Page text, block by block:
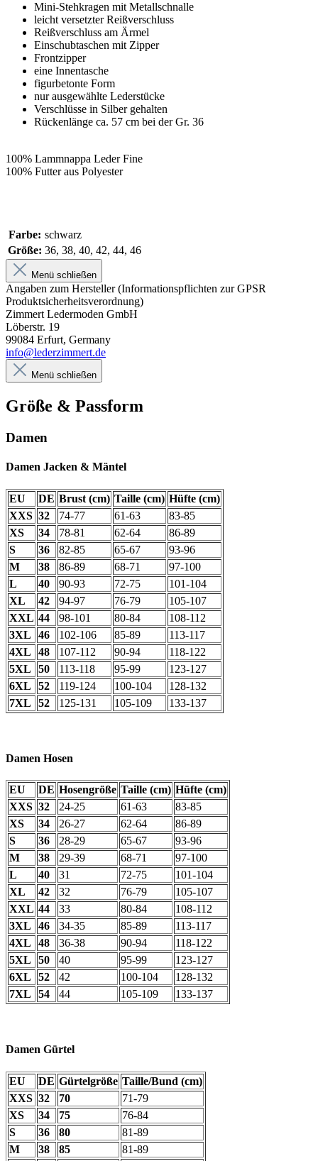
Mini-Stehkragen mit Metallschnalle
leicht versetzter Reißverschluss
Reißverschluss am Ärmel
Einschubtaschen mit Zipper
Frontzipper
eine Innentasche
figurbetonte Form
nur ausgewählte Lederstücke
Verschlüsse in Silber gehalten
Rückenlänge ca. 57 cm bei der Gr. 36
100% Lammnappa Leder Fine
100% Futter aus Polyester
Farbe: schwarz
Größe: 36, 38, 40, 42, 44, 46
Menü schließen
Angaben zum Hersteller (Informationspflichten zur GPSR
Produktsicherheitsverordnung)
Zimmert Ledermoden GmbH
Löberstr. 19
99084 Erfurt, Germany
info@lederzimmert.de
Menü schließen
Größe & Passform
Damen
Damen Jacken & Mäntel
EU DE Brust (cm) Taille (cm) Hüfte (cm)
XXS 32 74-77 61-63
83-85
XS
34 78-81 62-64
86-89
S
36 82-85 65-67
93-96
M
38 86-89 68-71
97-100
L
40 90-93 72-75
101-104
XL
42 94-97 76-79
105-107
XXL 44 98-101 80-84
108-112
3XL
46 102-106 85-89
113-117
4XL
48 107-112 90-94
118-122
5XL
50 113-118 95-99
123-127
6XL
52 119-124 100-104
128-132
7XL
52 125-131 105-109 133-137
Damen Hosen
EU DE Hosengröße Taille (cm) Hüfte (cm)
XXS 32 24-25 61-63
83-85
XS
34 26-27 62-64
86-89
S
36 28-29 65-67
93-96
M
38 29-39 68-71
97-100
L
40 31 72-75
101-104
XL
42 32 76-79
105-107
XXL 44 33 80-84
108-112
3XL
46 34-35 85-89
113-117
4XL
48 36-38 90-94
118-122
5XL
50 40 95-99
123-127
6XL
52 42 100-104
128-132
7XL
54 44 105-109 133-137
Damen Gürtel
EU DE Gürtelgröße Taille/Bund (cm)
XXS 32 70
71-79
XS
34 75
76-84
S
36 80
81-89
M
38 85
81-89